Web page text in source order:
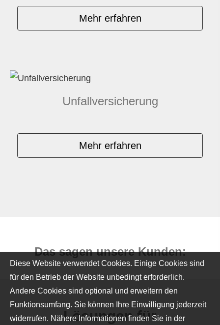
Mehr erfahren
Unfall­ver­si­che­rung
Mehr erfahren
Das sagen unsere Kunden:
Lösungen für
Diese Website verwendet Cookies. Einige Cookies sind
für den Betrieb der Website unbedingt erforderlich.
Andere Cookies sind optional und erweitern den
Funktionsumfang. Sie können Ihre Einwilligung jederzeit
widerrufen. Nähere Informationen finden Sie in der